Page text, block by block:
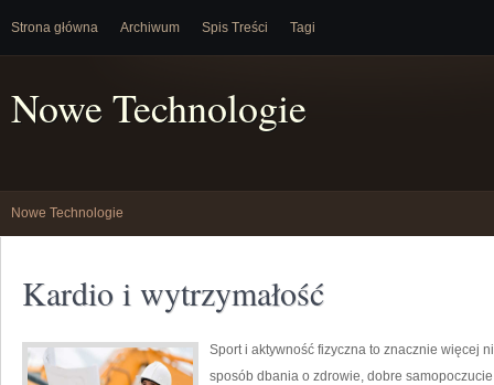
Strona główna Archiwum Spis Treści Tagi
Nowe Technologie
Nowe Technologie
Kardio i wytrzymałość
Sport i aktywność fizyczna to znacznie więcej
sposób dbania o zdrowie, dobre